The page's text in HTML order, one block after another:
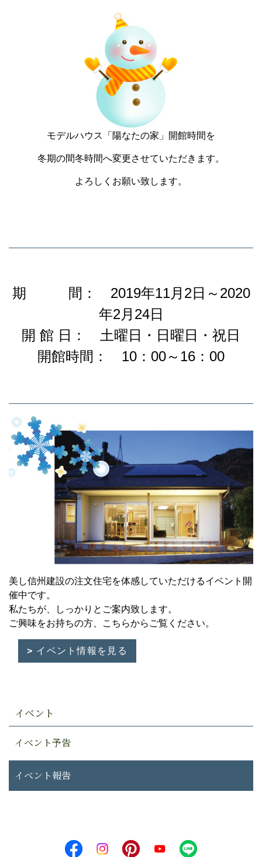
モデルハウス「陽なたの家」開館時間を
冬期の間冬時間へ変更させていただきます。
よろしくお願い致します。
期 間： 2019年11月2日～2020
年2月24日
開 館 日： 土曜日・日曜日・祝日
開館時間： 10：00～16：00
美し信州建設の注文住宅を体感していただけるイベント開
催中です。
私たちが、しっかりとご案内致します。
ご興味をお持ちの方、こちらからご覧ください。
イベント情報を見る
イベント
イベント予告
イベント報告